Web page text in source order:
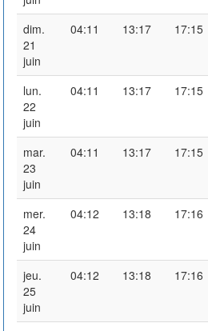
dim.
21
juin
04:11 13:17 17:15
lun.
22
juin
04:11 13:17 17:15
mar.
23
juin
04:11 13:17 17:15
mer.
24
juin
04:12 13:18 17:16
jeu.
25
juin
04:12 13:18 17:16